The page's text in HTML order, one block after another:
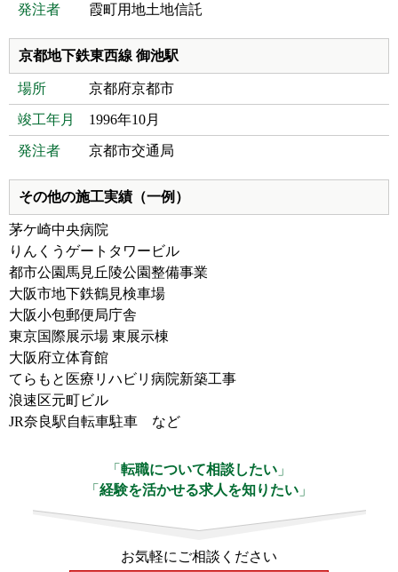
発注者 霞町用地土地信託
京都地下鉄東西線 御池駅
場所 京都府京都市
竣工年月 1996年10月
発注者 京都市交通局
その他の施工実績（一例）
茅ケ崎中央病院
りんくうゲートタワービル
都市公園馬見丘陵公園整備事業
大阪市地下鉄鶴見検車場
大阪小包郵便局庁舎
東京国際展示場 東展示棟
大阪府立体育館
てらもと医療リハビリ病院新築工事
浪速区元町ビル
JR奈良駅自転車駐車 など
「 転職について相談したい 」
「 経験を活かせる求人を知りたい 」
お気軽にご相談ください